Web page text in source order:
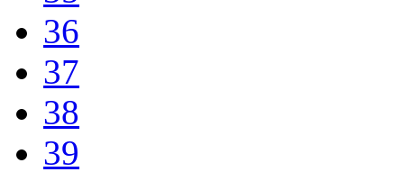
36
37
38
39